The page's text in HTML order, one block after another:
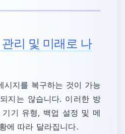
리 및 미래로 나
시지를 복구하는 것이 가능
지는 않습니다. 이러한 방
기 유형, 백업 설정 및 메
에 따라 달라집니다.